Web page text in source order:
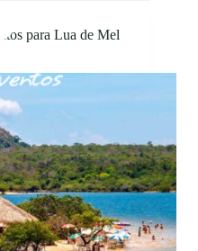
para Lua de Mel